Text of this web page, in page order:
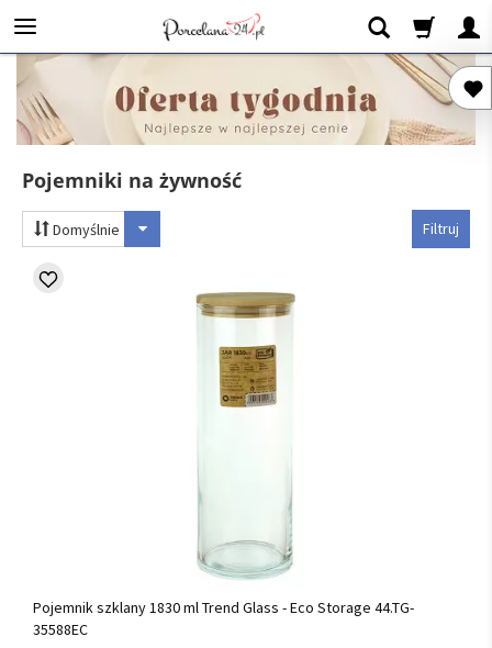
Pojemniki na żywność
Filtruj
Domyślnie
Pojemnik szklany 1830 ml Trend Glass - Eco Storage 44.TG-
35588EC